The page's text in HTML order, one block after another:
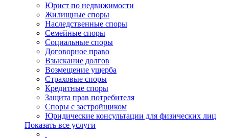
Юрист по недвижимости
Жилищные споры
Наследственные споры
Семейные споры
Социальные споры
Договорное право
Взыскание долгов
Возмещение ущерба
Страховые споры
Кредитные споры
Защита прав потребителя
Споры с застройщиком
Юридические консультации для физических лиц
Показать все услуги